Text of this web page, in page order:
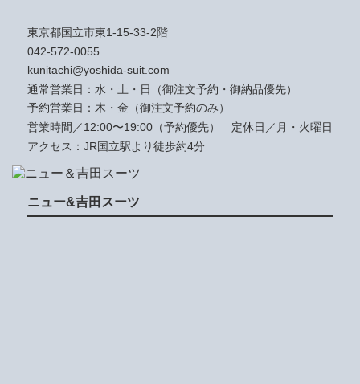
東京都国立市東1-15-33-2階
042-572-0055
kunitachi@yoshida-suit.com
通常営業日：水・土・日（御注文予約・御納品優先）
予約営業日：木・金（御注文予約のみ）
営業時間／12:00〜19:00（予約優先） 定休日／月・火曜日
アクセス：JR国立駅より徒歩約4分
ニュー&吉田スーツ